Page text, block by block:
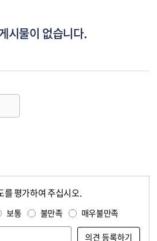
시물이 없습니다.
를 평가하여 주십시오.
보통 불만족 매우불만족